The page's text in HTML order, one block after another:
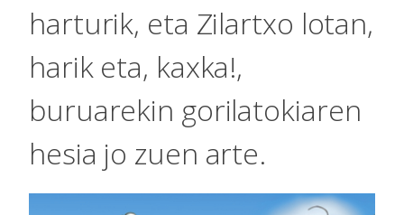
harturik, eta Zilartxo lotan,
harik eta, kaxka!,
buruarekin gorilatokiaren
hesia jo zuen arte.